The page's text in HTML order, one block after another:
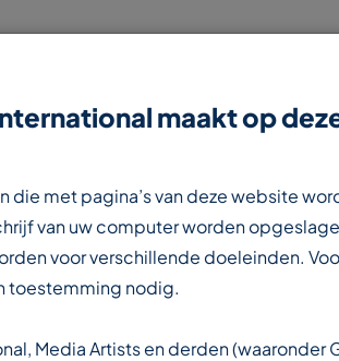
maakt op
die met pagina’s van deze website
van uw computer worden
voor verschillende doeleinden.
toestemming nodig.
Media Artists en derden (waaronder